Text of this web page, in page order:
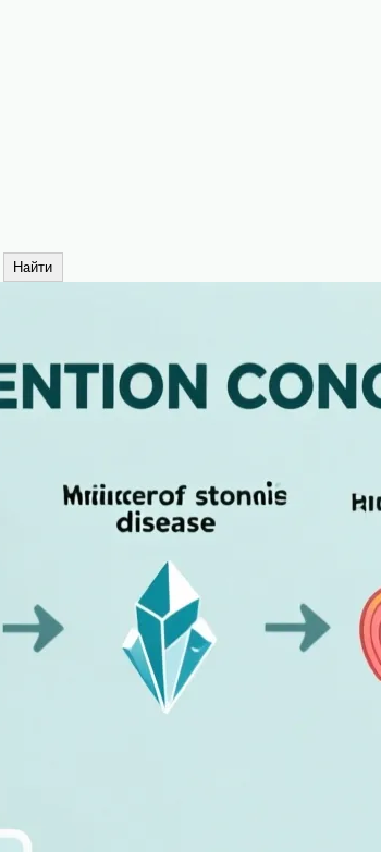
Найти